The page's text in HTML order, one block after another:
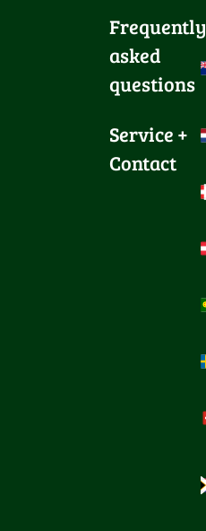
Frequently
asked
questions
Service +
Contact